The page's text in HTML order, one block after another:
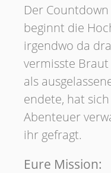
Der
beginnt die
irgendwo da
vermisste
als
endete, hat
Abenteuer
ihr gefragt.
Eure Mission: